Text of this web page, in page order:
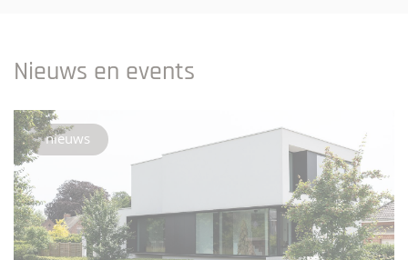
Nieuws en events
nieuws